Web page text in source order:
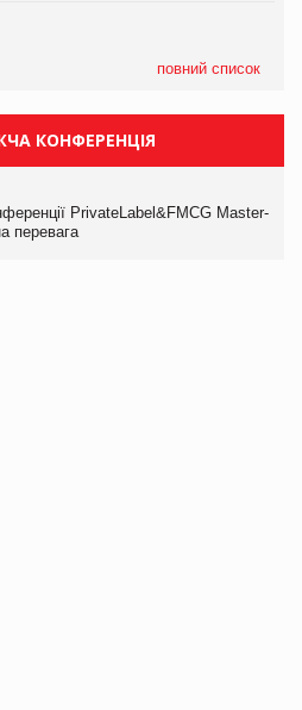
повний список
КОНФЕРЕНЦІЯ
PrivateLabel&FMCG Master-
перевага